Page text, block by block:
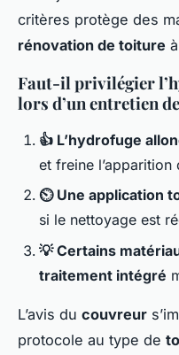
critères protège des
rénovation de toiture
Faut-il privilégier
lors d’un entretien
👍 L’hydrofuge
et freine l’apparition
⏲️ Une application
si le nettoyage est
💡 Certains
traitement intégré
L’avis du couvreur
protocole au type de